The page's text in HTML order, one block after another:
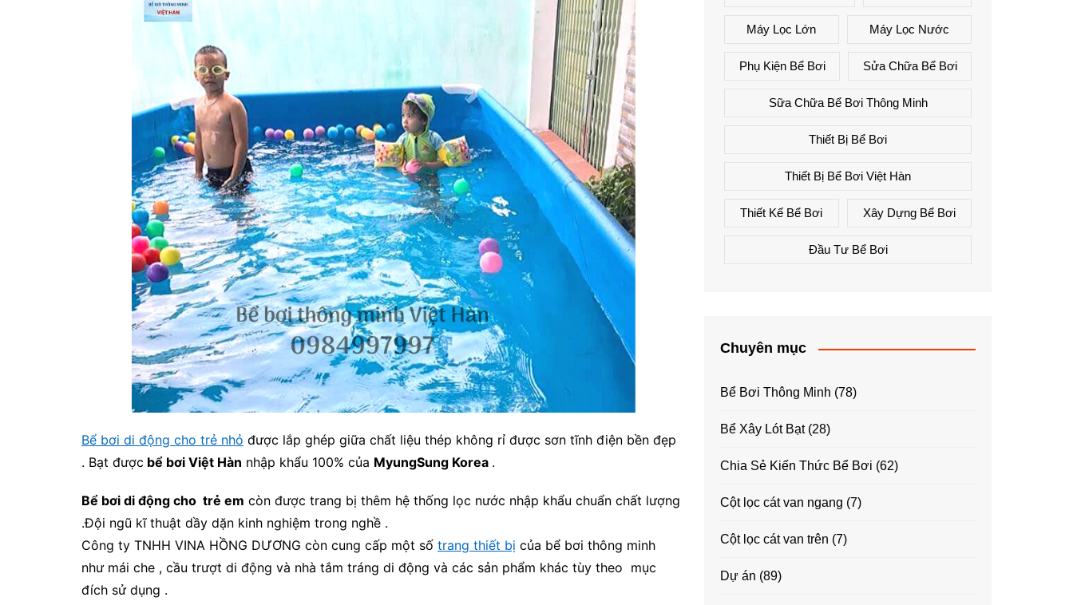
Bể bơi di động cho trẻ nhỏ được lắp ghép giữa chất liệu thép không rỉ được sơn tĩnh điện bền đẹp
. Bạt được bể bơi Việt Hàn nhập khẩu 100% của MyungSung Korea .
Bể bơi di động cho trẻ em còn được trang bị thêm hệ thống lọc nước nhập khẩu chuẩn chất lượng
.Đội ngũ kĩ thuật dầy dặn kinh nghiệm trong nghề .
Công ty TNHH VINA HỒNG DƯƠNG còn cung cấp một số trang thiết bị của bể bơi thông minh
như mái che , cầu trượt di động và nhà tắm tráng di động và các sản phẩm khác tùy theo mục
đích sử dụng .
Máy Lọc Lớn Máy Lọc Nước
Phụ Kiện Bể Bơi Sửa Chữa Bể Bơi
Sữa Chữa Bể Bơi Thông Minh
Thiết Bị Bể Bơi
Thiết Bị Bể Bơi Việt Hàn
Thiết Kế Bể Bơi Xây Dựng Bể Bơi
Đầu Tư Bể Bơi
Chuyên mục
Bể Bơi Thông Minh (78)
Bể Xây Lót Bạt(28)
Chia Sẻ Kiến Thức Bể Bơi (62)
Cột lọc cát van ngang (7)
Cột lọc cát van trên (7)
Dự án (89)